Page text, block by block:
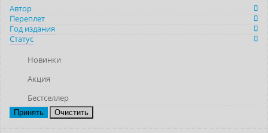
Автор
Переплет
Год издания
Статус
Новинки
Акция
Бестселлер
Очистить